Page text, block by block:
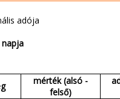
adója
mérték (alsó -
felső)